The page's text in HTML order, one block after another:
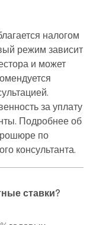
налогом
режим зависит
и может
за уплату
Подробнее об
по
консультанта.
ставки?